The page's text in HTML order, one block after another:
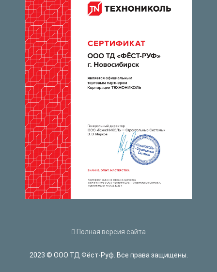
Полная версия сайта
2023 © ООО ТД Фёст-Руф. Все права защищены.